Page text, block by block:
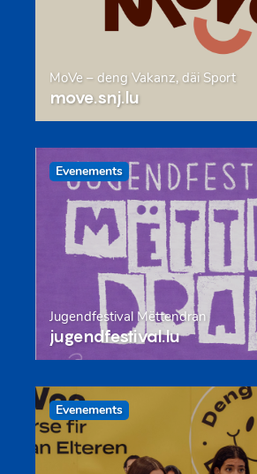
MoVe – deng Vakanz, däi Sport
move.snj.lu
Evenements
Jugendfestival Mëttendran
jugendfestival.lu
Evenements